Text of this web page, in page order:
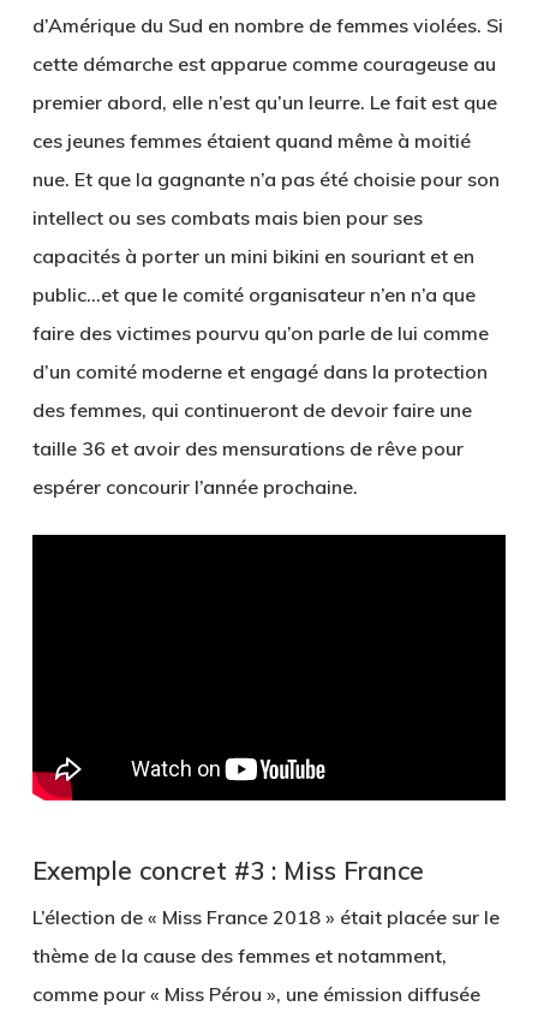
d’Amérique du Sud en nombre de femmes violées. Si
cette démarche est apparue comme courageuse au
premier abord, elle n’est qu’un leurre. Le fait est que
ces jeunes femmes étaient quand même à moitié
nue. Et que la gagnante n’a pas été choisie pour son
intellect ou ses combats mais bien pour ses
capacités à porter un mini bikini en souriant et en
public…et que le comité organisateur n’en n’a que
faire des victimes pourvu qu’on parle de lui comme
d’un comité moderne et engagé dans la protection
des femmes, qui continueront de devoir faire une
taille 36 et avoir des mensurations de rêve pour
espérer concourir l’année prochaine.
Exemple concret #3 : Miss France
L’élection de « Miss France 2018 » était placée sur le
thème de la cause des femmes et notamment,
comme pour « Miss Pérou », une émission diffusée